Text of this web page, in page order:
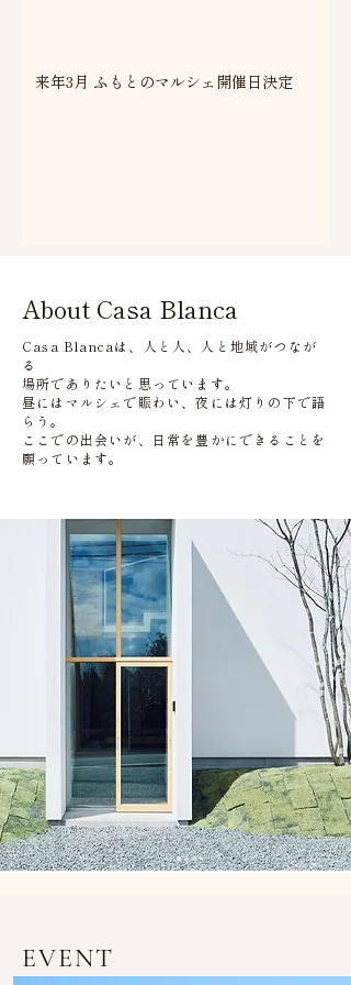
来年3月 ふもとのマルシェ開催日決定
About Casa Blanca
Casa Blancaは、人と人、人と地域がつなが
る
場所でありたいと思っています。
昼にはマルシェで賑わい、夜には灯りの下で語
らう。
​ここでの出会いが、日常を豊かにできることを
願っています。
EVENT